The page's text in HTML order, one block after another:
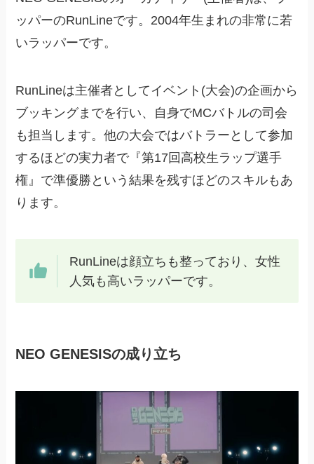
ッパーのRunLineです。2004年生まれの非常に若
いラッパーです。
RunLineは主催者としてイベント(大会)の企画から
ブッキングまでを行い、自身でMCバトルの司会
も担当します。他の大会ではバトラーとして参加
するほどの実力者で『第17回高校生ラップ選手
権』で準優勝という結果を残すほどのスキルもあ
ります。
RunLineは顔立ちも整っており、女性
人気も高いラッパーです。
NEO GENESISの成り立ち